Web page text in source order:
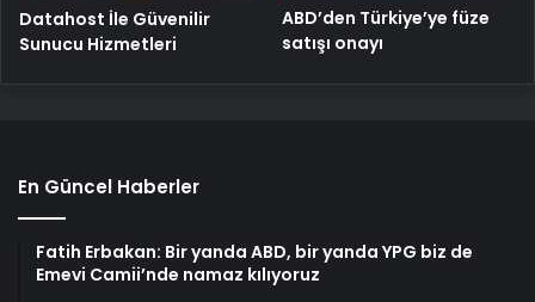
Datahost İle Güvenilir
Sunucu Hizmetleri
ABD’den Türkiye’ye füze
satışı onayı
En Güncel Haberler
Fatih Erbakan: Bir yanda ABD, bir yanda YPG biz de
Emevi Camii’nde namaz kılıyoruz